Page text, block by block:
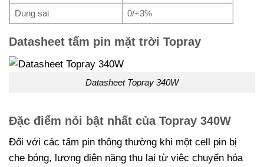
Dung sai 0/+3%
Datasheet tấm pin mặt trời Topray
Datasheet Topray 340W
Đặc điểm nỏi bật nhất của Topray 340W
Đối với các tấm pin thông thường khi một cell pin bị
che bóng, lượng điện năng thu lại từ việc chuyển hóa